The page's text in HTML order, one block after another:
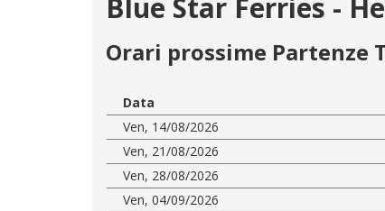
Blue Star Ferries -
Orari prossime Partenze
Data
Ven, 14/08/2026
Ven, 21/08/2026
Ven, 28/08/2026
Ven, 04/09/2026